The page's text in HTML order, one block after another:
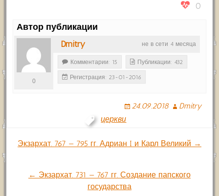
0
Автор публикации
не в сети 4 месяца
Dmitry
0
Комментарии: 15 Публикации: 432
Регистрация: 23-01-2016
24.09.2018
Dmitry
церкви
Навигация
Экзархат. 767 — 795 гг. Адриан I и Карл Великий →
← Экзархат. 731 — 767 гг. Создание папского
государства